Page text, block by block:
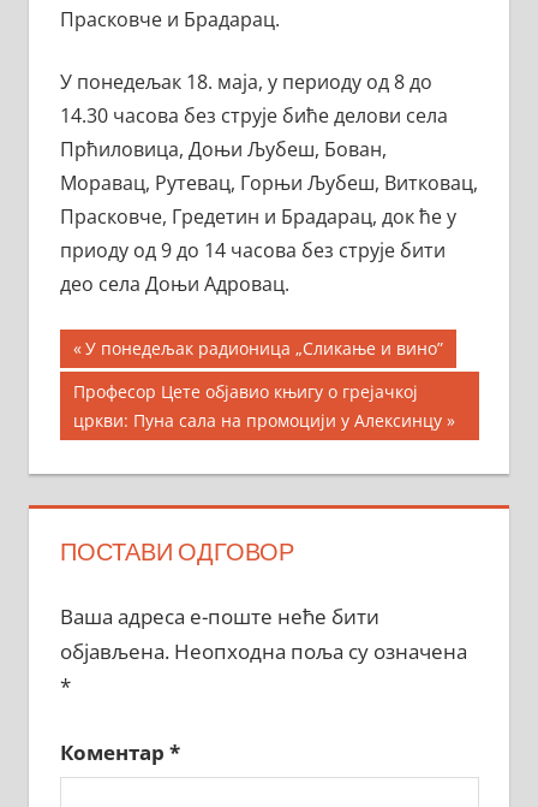
Прасковче и Брадарац.
У понедељак 18. маја, у периоду од 8 до
14.30 часова без струје биће делови села
Прћиловица, Доњи Љубеш, Бован,
Моравац, Рутевац, Горњи Љубеш, Витковац,
Прасковче, Гредетин и Брадарац, док ће у
приоду од 9 до 14 часова без струје бити
део села Доњи Адровац.
Кретање
чланка
Previous
Post:
У понедељак радионица „Сликање и вино”
Next
Post:
Професор Цете објавио књигу о грејачкој
цркви: Пуна сала на промоцији у Алексинцу
ПОСТАВИ ОДГОВОР
Ваша адреса е-поште неће бити
објављена. Неопходна поља су означена
*
Коментар *